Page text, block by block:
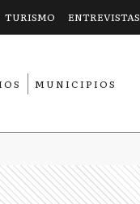
TURISMO ENTREVISTAS
MUNICIPIOS